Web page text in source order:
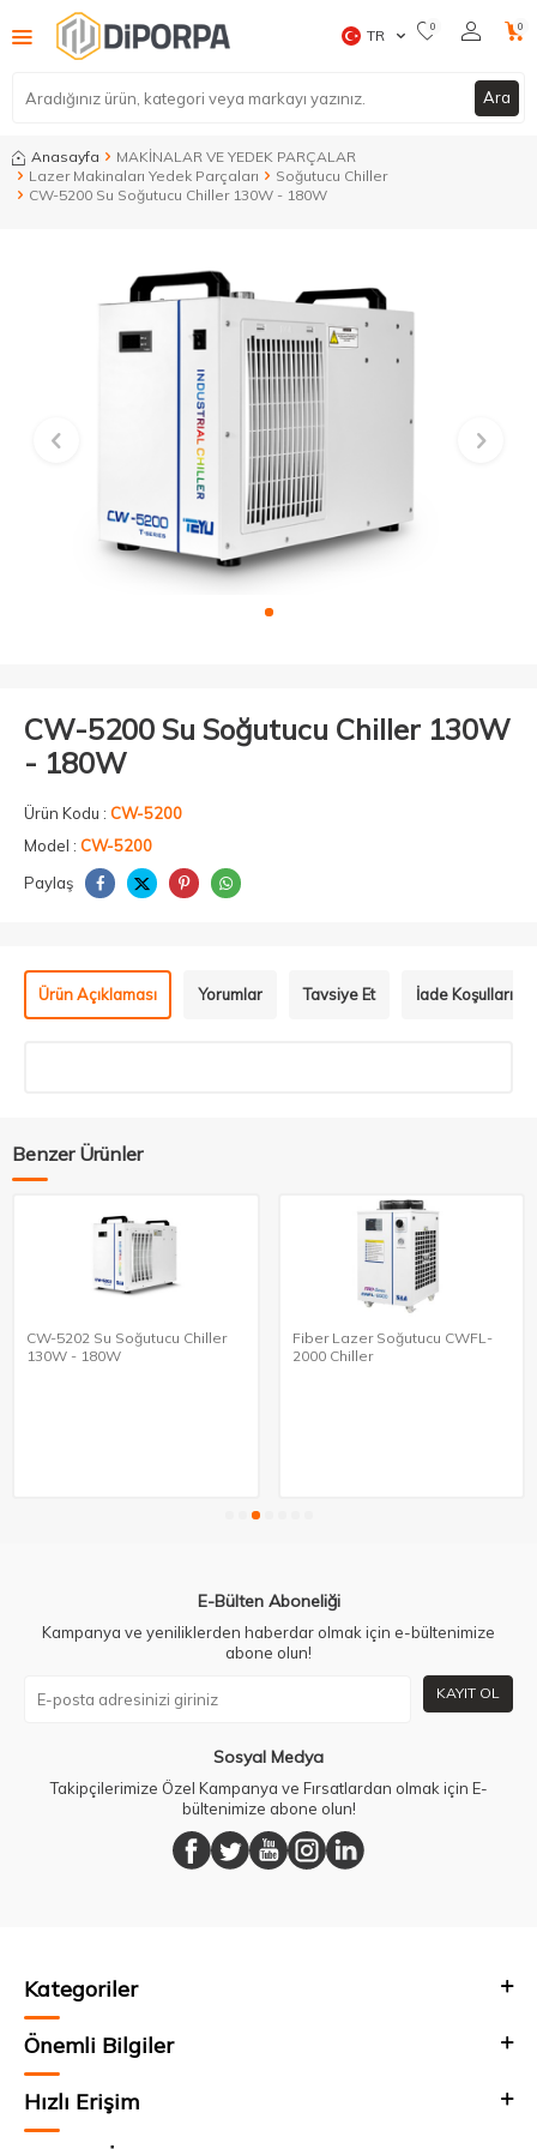
Ara
TR 0 0
Anasayfa
MAKİNALAR VE YEDEK PARÇALAR
Lazer Makinaları Yedek Parçaları
Soğutucu Chiller
CW-5200 Su Soğutucu Chiller 130W - 180W
CW-5200 Su Soğutucu Chiller 130W
- 180W
Ürün Kodu : CW-5200
Model : CW-5200
Paylaş
Ürün Açıklaması Yorumlar Tavsiye Et İade Koşulları
Benzer Ürünler
CW-5202 Su Soğutucu Chiller
130W - 180W
Fiber Lazer Soğutucu CWFL-
2000 Chiller
E-Bülten Aboneliği
Kampanya ve yeniliklerden haberdar olmak için e-bültenimize
abone olun!
KAYIT OL
Sosyal Medya
Takipçilerimize Özel Kampanya ve Fırsatlardan olmak için E-
bültenimize abone olun!
Kategoriler
Önemli Bilgiler
Hızlı Erişim